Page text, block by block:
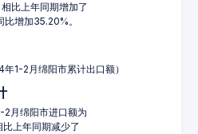
比上年同期增加了
增加35.20%。
1-2月绵阳市累计出口额）
月绵阳市进口额为
上年同期减少了